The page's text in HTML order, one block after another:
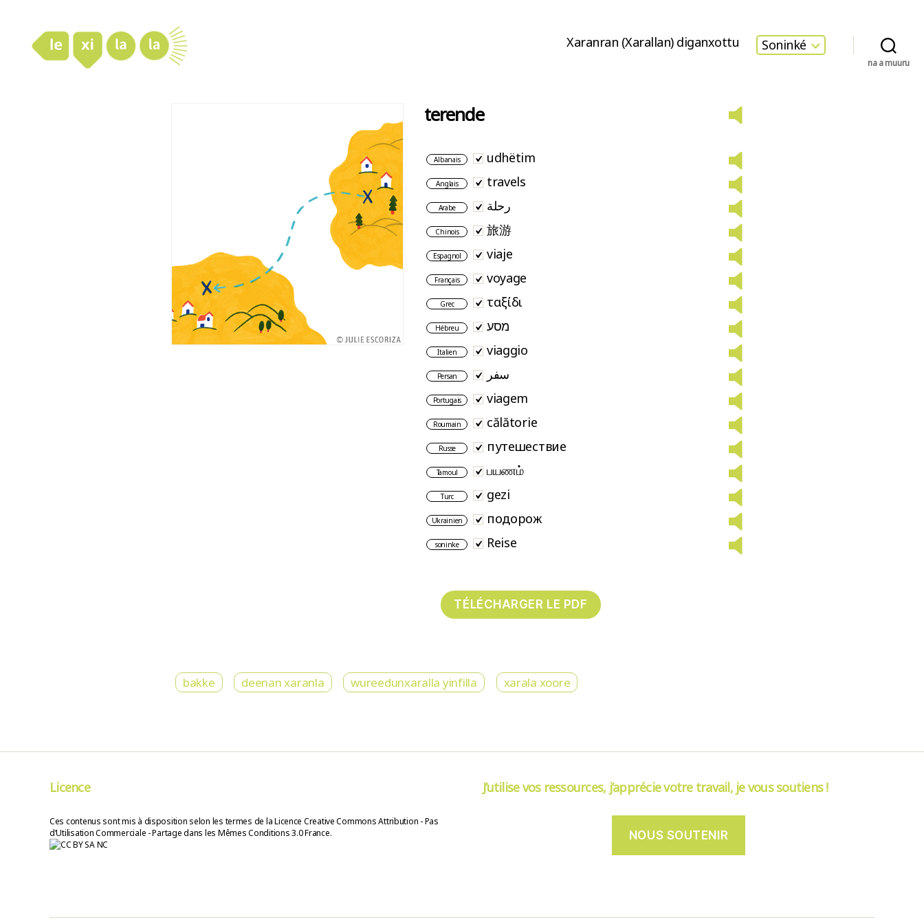
Xaranran (Xarallan) diganxottu Soninké
na a muuru
terende
Albanais udhëtim
Anglais travels
Arabe رحلة
Chinois 旅游
Espagnol viaje
Français voyage
Grec ταξίδι
Hébreu מסע
Italien viaggio
Persan سفر
Portugais viagem
Roumain călătorie
Russe путешествие
Tamoul பயணம்
Turc gezi
Ukrainien подорож
soninke Reise
bakke deenan xaranla wureedunxaralla yinfilla xarala xoore
Licence
Ces contenus sont mis à disposition selon les termes de la Licence Creative Commons Attribution - Pas
d’Utilisation Commerciale - Partage dans les Mêmes Conditions 3.0 France.
J’utilise vos ressources, j’apprécie votre travail, je vous soutiens !
NOUS SOUTENIR